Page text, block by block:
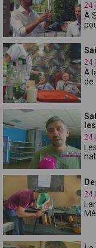
24
À
24
À
de
24
24